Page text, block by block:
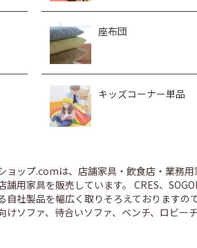
座布団
キッズコーナー単品
ョップ.comは、店舗家具・飲食店・業務
舗用家具を販売しています。 CRES、
自社製品を幅広く取りそろえておりますの
けソファ、待合いソファ、ベンチ、ロビー